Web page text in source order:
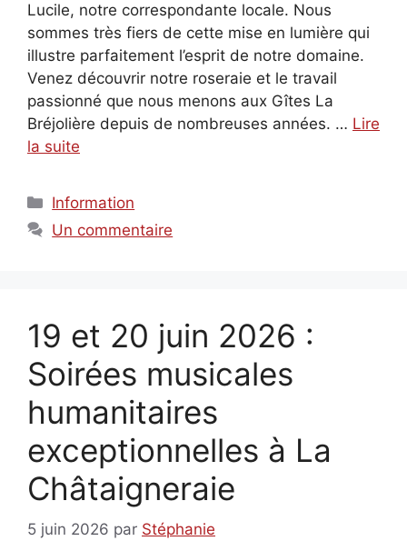
Lucile, notre correspondante locale. Nous
sommes très fiers de cette mise en lumière qui
illustre parfaitement l’esprit de notre domaine.
Venez découvrir notre roseraie et le travail
passionné que nous menons aux Gîtes La
Bréjolière depuis de nombreuses années. … Lire
la suite
Catégories
Information
Un commentaire
19 et 20 juin 2026 :
Soirées musicales
humanitaires
exceptionnelles à La
Châtaigneraie
5 juin 2026 par Stéphanie